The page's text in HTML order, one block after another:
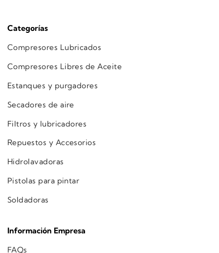
Categorías
Compresores Lubricados
Compresores Libres de Aceite
Estanques y purgadores
Secadores de aire
Filtros y lubricadores
Repuestos y Accesorios
Hidrolavadoras
Pistolas para pintar
Soldadoras
Información Empresa
FAQs